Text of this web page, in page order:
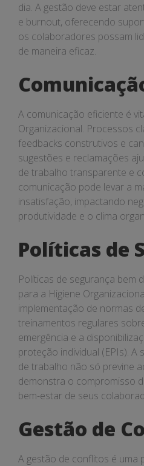
dia. A gestão deve estar
e burnout, oferecendo
os colaboradores possam
de maneira eficaz.
A comunicação eficiente é
Organizacional. Processos
feedbacks construtivos e
sugestões e reclamações
de trabalho transparente e
comunicação pode levar a
insatisfação, impactando
produtividade e o clima
Políticas de
Políticas de segurança bem
para a Higiene
implementação de normas
treinamentos regulares
emergência e a
proteção individual (EPIs). A
de trabalho não só previne
demonstra o compromisso
bem-estar de seus
Gestão de
A gestão de conflitos é uma